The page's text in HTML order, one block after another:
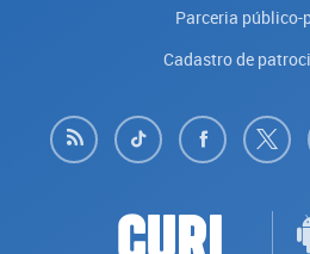
Parceria público-
Cadastro de